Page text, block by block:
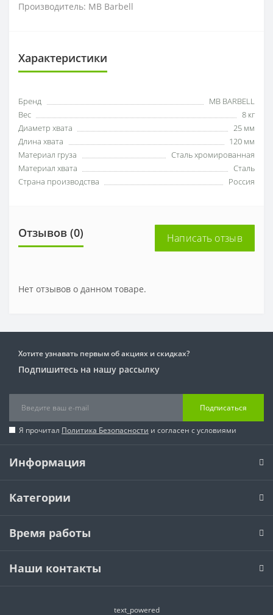
Производитель: MB Barbell
Характеристики
Бренд
MB BARBELL
Вес
8 кг
Диаметр хвата
25 мм
Длина хвата
120 мм
Материал груза
Сталь хромированная
Материал хвата
Сталь
Страна производства
Россия
Отзывов (0) Написать отзыв
Нет отзывов о данном товаре.
Хотите узнавать первым об акциях и скидках?
Подпишитесь на нашу рассылку
Подписаться
Я прочитал Политика Безопасности и согласен с условиями
Информация
Категории
Время работы
Наши контакты
text_powered